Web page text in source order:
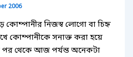
2006
কোম্পানীর নিজস্ব লোগো বা চিহ্ন
কোম্পানীকে সনাক্ত করা হয়ে
পর থেকে আজ পর্যন্ত অনেকটা